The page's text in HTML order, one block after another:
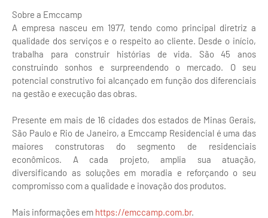
Sobre a Emccamp
A empresa nasceu em 1977, tendo como principal diretriz a
qualidade dos serviços e o respeito ao cliente. Desde o início,
trabalha para construir histórias de vida. São 45 anos
construindo sonhos e surpreendendo o mercado. O seu
potencial construtivo foi alcançado em função dos diferenciais
na gestão e execução das obras.
Presente em mais de 16 cidades dos estados de Minas Gerais,
São Paulo e Rio de Janeiro, a Emccamp Residencial é uma das
maiores construtoras do segmento de residenciais
econômicos. A cada projeto, amplia sua atuação,
diversificando as soluções em moradia e reforçando o seu
compromisso com a qualidade e inovação dos produtos.
Mais informações em https://emccamp.com.br.